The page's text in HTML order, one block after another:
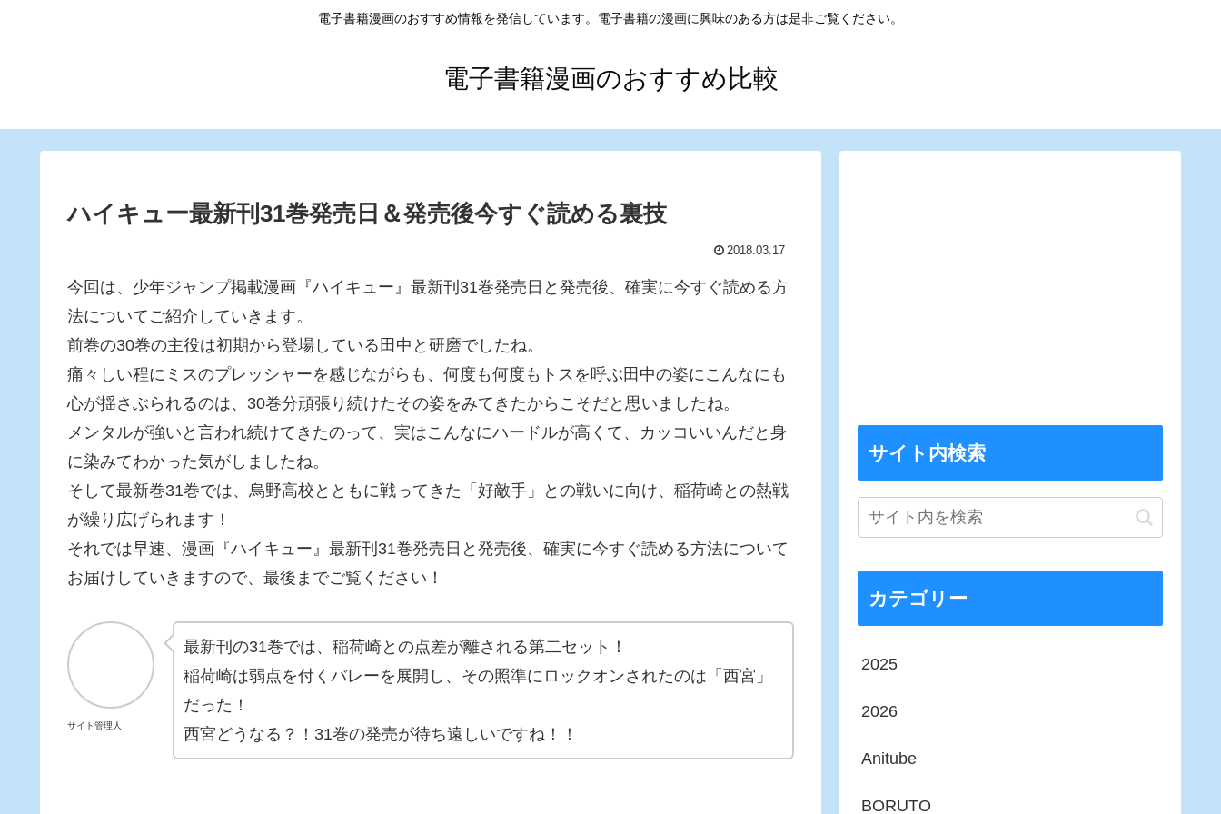
電子書籍漫画のおすすめ情報を発信しています。電子書籍の漫画に興味のある方は是非ご覧ください。
電子書籍漫画のおすすめ比較
ハイキュー最新刊31巻発売日＆発売後今すぐ読める裏技
2018.03.17
今回は、少年ジャンプ掲載漫画『ハイキュー』最新刊31巻発売日と発売後、確実に今すぐ読める方
法についてご紹介していきます。
前巻の30巻の主役は初期から登場している田中と研磨でしたね。
痛々しい程にミスのプレッシャーを感じながらも、何度も何度もトスを呼ぶ田中の姿にこんなにも
心が揺さぶられるのは、30巻分頑張り続けたその姿をみてきたからこそだと思いましたね。
メンタルが強いと言われ続けてきたのって、実はこんなにハードルが高くて、カッコいいんだと身
に染みてわかった気がしましたね。
そして最新巻31巻では、烏野高校とともに戦ってきた「好敵手」との戦いに向け、稲荷崎との熱戦
が繰り広げられます！
それでは早速、漫画『ハイキュー』最新刊31巻発売日と発売後、確実に今すぐ読める方法について
お届けしていきますので、最後までご覧ください！
サイト管理人
最新刊の31巻では、稲荷崎との点差が離される第二セット！
稲荷崎は弱点を付くバレーを展開し、その照準にロックオンされたのは「西宮」
だった！
西宮どうなる？！31巻の発売が待ち遠しいですね！！
サイト内検索
カテゴリー
2025
2026
Anitube
BORUTO